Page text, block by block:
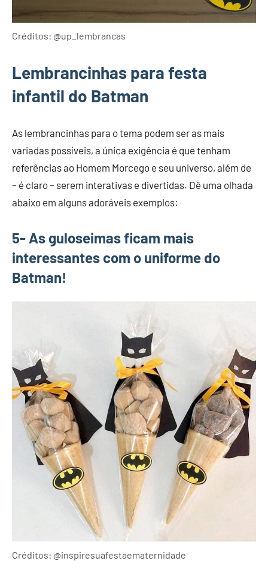
Créditos: @up_lembrancas
Lembrancinhas para festa
infantil do Batman
As lembrancinhas para o tema podem ser as mais
variadas possíveis, a única exigência é que tenham
referências ao Homem Morcego e seu universo, além de
– é claro – serem interativas e divertidas. Dê uma olhada
abaixo em alguns adoráveis exemplos:
5- As guloseimas ficam mais
interessantes com o uniforme do
Batman!
Créditos: @inspiresuafestaematernidade